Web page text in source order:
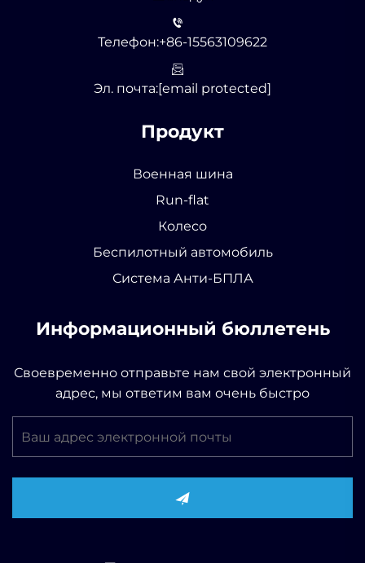
Телефон:+86-15563109622
Эл. почта:[email protected]
Продукт
Военная шина
Run-flat
Колесо
Беспилотный автомобиль
Система Анти-БПЛА
Информационный бюллетень
Своевременно отправьте нам свой электронный
адрес, мы ответим вам очень быстро